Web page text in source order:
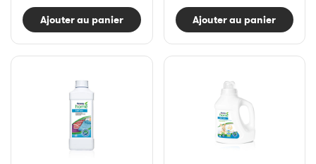
Ajouter au panier Ajouter au panier